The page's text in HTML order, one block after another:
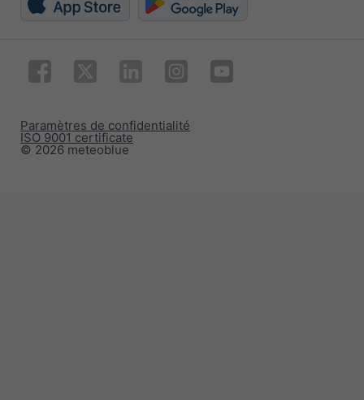
© 2026 meteoblue
ISO 9001 certificate
Paramètres de confidentialité